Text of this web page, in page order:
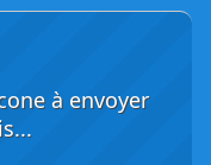
à envoyer